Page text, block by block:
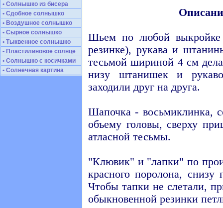
• Солнышко из бисера
• Сдобное солнышко
• Воздушное солнышко
• Сырное солнышко
• Тыквенное солнышко
• Пластилиновое солнце
• Солнышко с косичками
• Солнечная картина
Шьем по любой
резинке), рукава и
тесьмой шириной 4 см
низу штанишек и
заходили друг на друга.
Шапочка - восьмиклинка,
объему головы, сверху
атласной тесьмы.
"Клювик" и "лапки" по
красного поролона,
Чтобы тапки не слетали,
обыкновенной резинки